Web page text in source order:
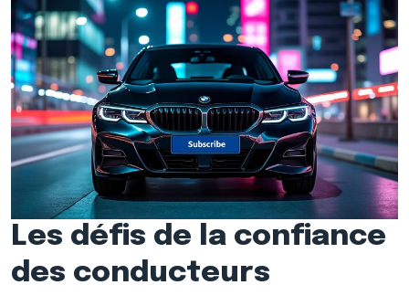
Les défis de la confiance
des conducteurs